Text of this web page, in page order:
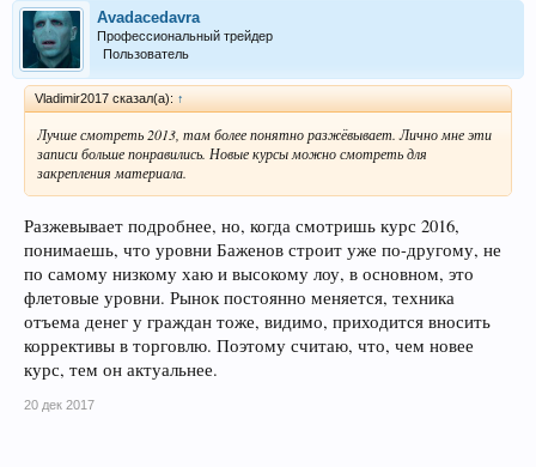
Avadacedavra
Профессиональный трейдер
Пользователь
Vladimir2017 сказал(а): ↑
Лучше смотреть 2013, там более понятно разжёвывает. Лично мне эти
записи больше понравились. Новые курсы можно смотреть для
закрепления материала.
Разжевывает подробнее, но, когда смотришь курс 2016,
понимаешь, что уровни Баженов строит уже по-другому, не
по самому низкому хаю и высокому лоу, в основном, это
флетовые уровни. Рынок постоянно меняется, техника
отъема денег у граждан тоже, видимо, приходится вносить
коррективы в торговлю. Поэтому считаю, что, чем новее
курс, тем он актуальнее.
20 дек 2017